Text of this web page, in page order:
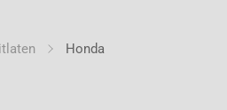
Honda